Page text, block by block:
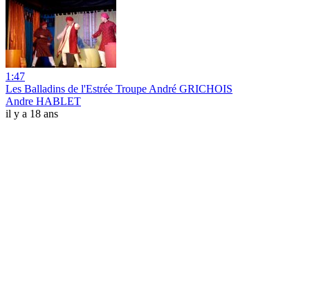
1:47
Les Balladins de l'Estrée Troupe André GRICHOIS
Andre HABLET
il y a 18 ans